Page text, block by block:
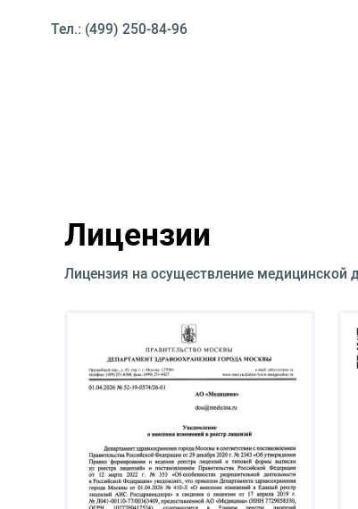
Тел.: (499) 250-84-96
Лицензии
Лицензия на осуществление